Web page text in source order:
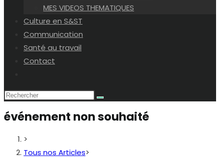
MES VIDEOS THEMATIQUES
Culture en S&ST
Communication
Santé au travail
Contact
search
événement non souhaité
>
Tous nos Articles>